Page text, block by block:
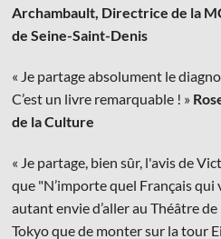
Archambault, Directrice de la
de Seine-Saint-Denis
« Je partage absolument le
C’est un livre remarquable ! »
de la Culture
« Je partage, bien sûr, l'avis de
que "N’importe quel Français
autant envie d’aller au Théâtre
Tokyo que de monter sur la tour